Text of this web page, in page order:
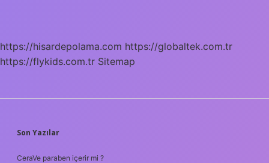
https://hisardepolama.com https://globaltek.com.tr
https://flykids.com.tr Sitemap
SIDEBAR
Son Yazılar
CeraVe paraben içerir mi ?